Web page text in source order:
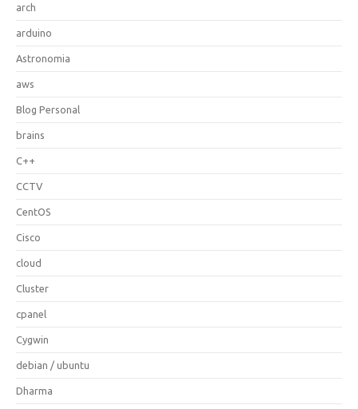
arch
arduino
Astronomia
aws
Blog Personal
brains
C++
CCTV
CentOS
Cisco
cloud
Cluster
cpanel
Cygwin
debian / ubuntu
Dharma